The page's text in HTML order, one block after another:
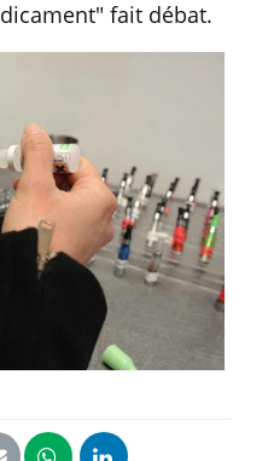
fait débat.